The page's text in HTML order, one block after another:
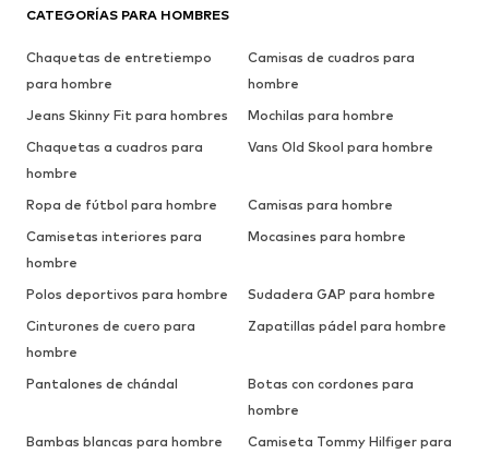
CATEGORÍAS PARA HOMBRES
Chaquetas de entretiempo
para hombre
Camisas de cuadros para
hombre
Jeans Skinny Fit para hombres
Mochilas para hombre
Chaquetas a cuadros para
hombre
Vans Old Skool para hombre
Ropa de fútbol para hombre
Camisas para hombre
Camisetas interiores para
hombre
Mocasines para hombre
Polos deportivos para hombre
Sudadera GAP para hombre
Cinturones de cuero para
hombre
Zapatillas pádel para hombre
Pantalones de chándal
Botas con cordones para
hombre
Bambas blancas para hombre
Camiseta Tommy Hilfiger para